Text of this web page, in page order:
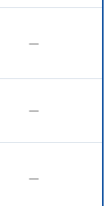
—
—
—